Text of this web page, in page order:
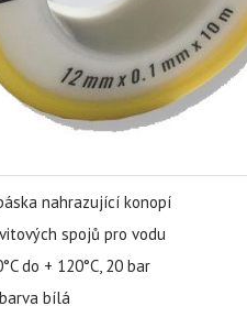
nahrazující konopí
spojů pro vodu
do + 120°C, 20 bar
, barva bílá